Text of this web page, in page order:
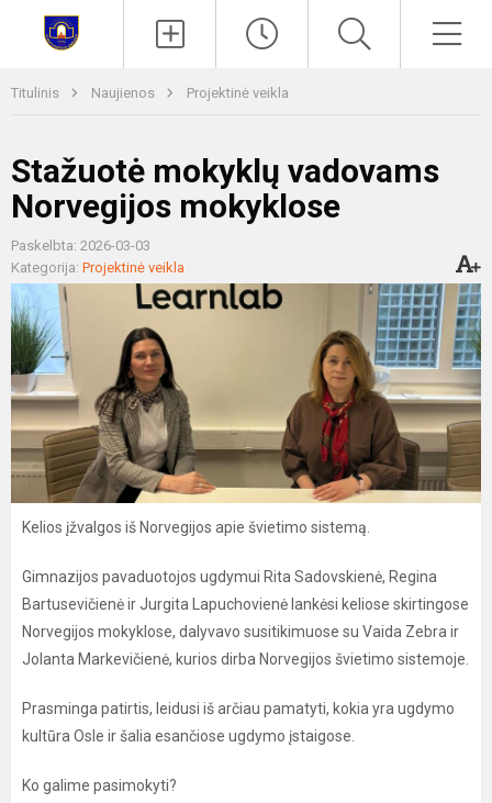
Titulinis Naujienos Projektinė veikla
Stažuotė mokyklų vadovams
Norvegijos mokyklose
Paskelbta: 2026-03-03
Kategorija: Projektinė veikla
Kelios įžvalgos iš Norvegijos apie švietimo sistemą.
Gimnazijos pavaduotojos ugdymui Rita Sadovskienė, Regina
Bartusevičienė ir Jurgita Lapuchovienė lankėsi keliose skirtingose
Norvegijos mokyklose, dalyvavo susitikimuose su Vaida Zebra ir
Jolanta Markevičienė, kurios dirba Norvegijos švietimo sistemoje.
Prasminga patirtis, leidusi iš arčiau pamatyti, kokia yra ugdymo
kultūra Osle ir šalia esančiose ugdymo įstaigose.
Ko galime pasimokyti?